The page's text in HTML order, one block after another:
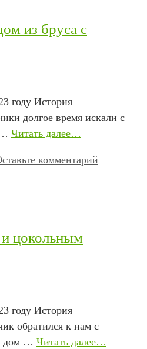
из бруса с
году История
долгое время искали с
Читать далее…
комментарий
цокольным
году История
обратился к нам с
дом … Читать далее…